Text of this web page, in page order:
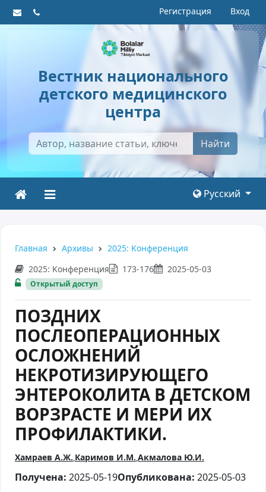
Регистрация Вход
Вестник национального
детского медицинского
центра
Найти
Русский
Главная Архивы
2025: Kонференция
2025: Kонференция
173-176 2025-05-03
Открытый доступ
ПОЗДНИХ
ПОСЛЕОПЕРАЦИОННЫХ
ОСЛОЖНЕНИЙ
НЕКРОТИЗИРУЮЩЕГО
ЭНТЕРОКОЛИТА В ДЕТСКОМ
ВОРЗРАСТЕ И МЕРИ ИХ
ПРОФИЛАКТИКИ.
Хамраев А.Ж. Каримов И.М. Акмалова Ю.И.
Получена: 2025-05-19Опубликована: 2025-05-03